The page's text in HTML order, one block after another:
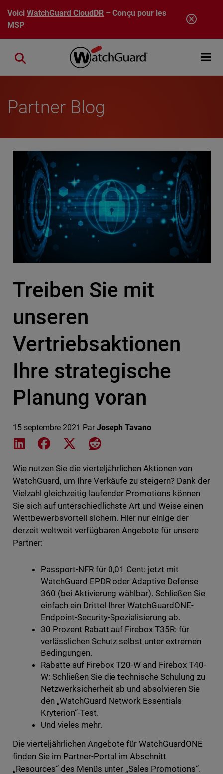
Aller au contenu principal
VoiciWatchGuard CloudDR – Conçu pour les
MSP
Open
Close search
Partner Blog
Treiben Sie mit
unseren
Vertriebsaktionen
Ihre strategische
Planung voran
15 septembre 2021 Par Joseph Tavano
Share on LinkedIn
Share on Facebook
Share on XShare on Reddit
Wie nutzen Sie die vierteljährlichen Aktionen von
WatchGuard, um Ihre Verkäufe zu steigern? Dank der
Vielzahl gleichzeitig laufender Promotions können
Sie sich auf unterschiedlichste Art und Weise einen
Wettbewerbsvorteil sichern. Hier nur einige der
derzeit weltweit verfügbaren Angebote für unsere
Partner:
Passport-NFR für 0,01 Cent: jetzt mit
WatchGuard EPDR oder Adaptive Defense
360 (bei Aktivierung wählbar). Schließen Sie
einfach ein Drittel Ihrer WatchGuardONE-
Endpoint-Security-Spezialisierung ab.
30 Prozent Rabatt auf Firebox T35R: für
verlässlichen Schutz selbst unter extremen
Bedingungen.
Rabatte auf Firebox T20-W and Firebox T40-
W: Schließen Sie die technische Schulung zu
Netzwerksicherheit ab und absolvieren Sie
den „WatchGuard Network Essentials
Kryterion“-Test.
Und vieles mehr.
Die vierteljährlichen Angebote für WatchGuardONE
finden Sie im Partner-Portal im Abschnitt
„Resources“ des Menüs unter „Sales Promotions“.